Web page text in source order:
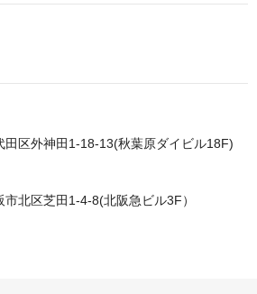
田区外神田1-18-13(秋葉原ダイビル18F)
北区芝田1-4-8(北阪急ビル3F）